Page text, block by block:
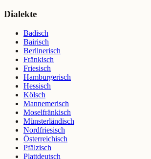
Dialekte
Badisch
Bairisch
Berlinerisch
Fränkisch
Friesisch
Hamburgerisch
Hessisch
Kölsch
Mannemerisch
Moselfränkisch
Münsterländisch
Nordfriesisch
Österreichisch
Pfälzisch
Plattdeutsch